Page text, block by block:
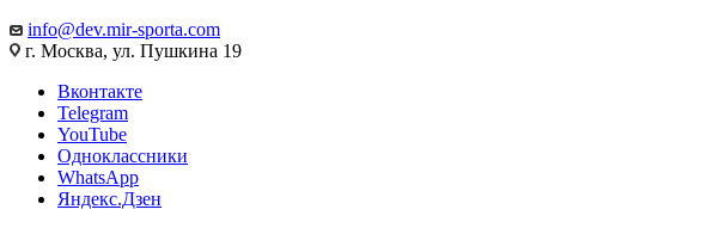
info@dev.mir-sporta.com
г. Москва, ул. Пушкина 19
Вконтакте
Telegram
YouTube
Одноклассники
WhatsApp
Яндекс.Дзен